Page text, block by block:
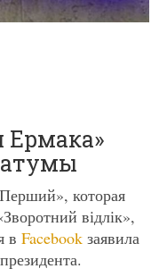
Ермака»
которая
відлік»,
в Facebook заявила